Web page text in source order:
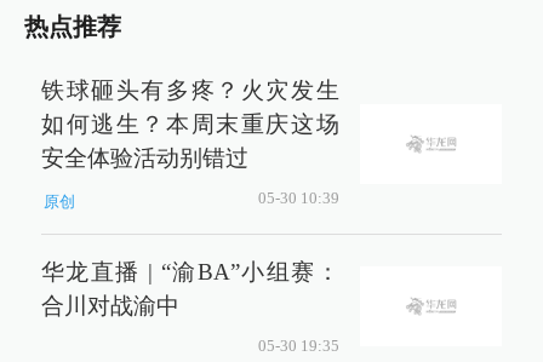
热点推荐
铁球砸头有多疼？火灾发生
如何逃生？本周末重庆这场
安全体验活动别错过
原创 05-30 10:39
华龙直播 | “渝BA”小组赛：
合川对战渝中
05-30 19:35